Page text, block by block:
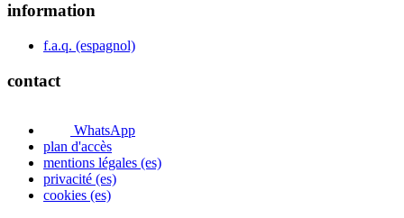
information
f.a.q. (espagnol)
contact
WhatsApp
plan d'accès
mentions légales (es)
privacité (es)
cookies (es)